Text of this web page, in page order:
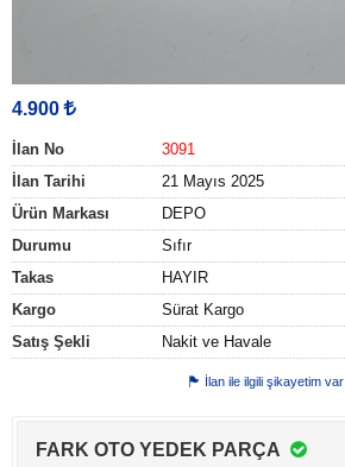
4.900
İlan No
3091
İlan Tarihi
21 Mayıs 2025
Ürün Markası
DEPO
Durumu
Sıfır
Takas
HAYIR
Kargo
Sürat Kargo
Satış Şekli
Nakit ve Havale
İlan ile ilgili şikayetim var
FARK OTO YEDEK PARÇA